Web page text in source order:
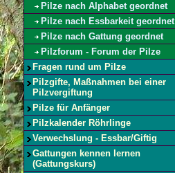
Pilze nach Alphabet geordnet
Pilze nach Essbarkeit geordnet
Pilze nach Gattung geordnet
Pilzforum - Forum der Pilze
Fragen rund um Pilze
Pilzgifte, Maßnahmen bei einer
Pilzvergiftung
Pilze für Anfänger
Pilzkalender Röhrlinge
Verwechslung - Essbar/Giftig
Gattungen kennen lernen
(Gattungskurs)